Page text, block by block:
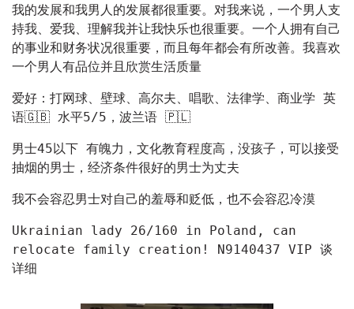
我的发展和我男人的发展都很重要。对我来说，一个男人支
持我、爱我、理解我并让我快乐也很重要。一个人拥有自己
的事业和财务状况很重要，而且每年都会有所改善。我喜欢
一个男人有品位并且欣赏生活质量
爱好：打网球、壁球、高尔夫、唱歌、法律学、商业学 英
语🇬🇧 水平5/5，波兰语 🇵🇱
男士45以下 有魄力，文化教育程度高，没孩子，可以接受
抽烟的男士，经济条件很好的男士为丈夫
我不会容忍男士对自己的羞辱和贬低，也不会容忍冷漠
Ukrainian lady 26/160 in Poland, can
relocate family creation! N9140437 VIP 谈
详细